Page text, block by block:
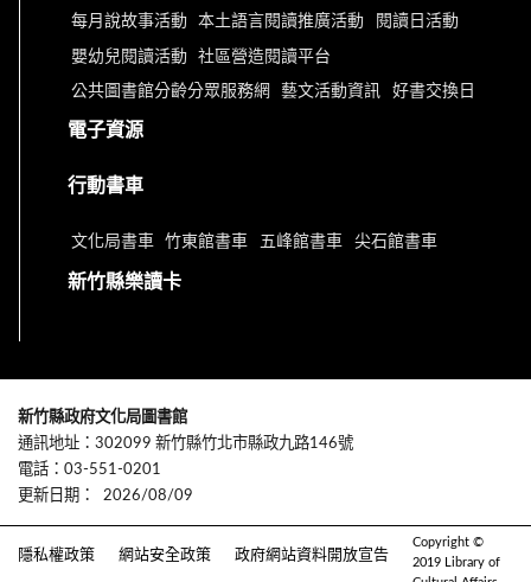
每月說故事活動 本土語言閱讀推廣活動 閱讀日活動
嬰幼兒閱讀活動 社區營造閱讀平台
公共圖書館分齡分眾服務網 藝文活動資訊 好書交換日
電子資源
行動書車
文化局書車 竹東館書車 五峰館書車 尖石館書車
新竹縣樂讀卡
新竹縣政府文化局圖書館
通訊地址：302099 新竹縣竹北市縣政九路146號
電話：03-551-0201
更新日期：
2026/08/09
隱私權政策 網站安全政策 政府網站資料開放宣告
Copyright ©
2019 Library of